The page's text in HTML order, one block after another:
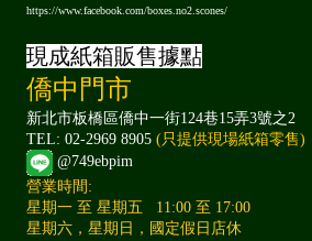
https://www.facebook.com/boxes.no2.scones/
現成紙箱販售據點
僑中門市
新北市板橋區僑中一街124巷15弄3號之2
TEL: 02-2969 8905 (只提供現場紙箱零售)
@749ebpim
營業時間:
星期一 至 星期五 11:00 至 17:00
星期六，星期日，國定假日店休